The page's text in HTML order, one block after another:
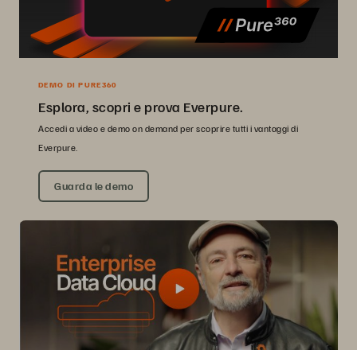
DEMO DI PURE360
Esplora, scopri e prova Everpure.
Accedi a video e demo on demand per scoprire tutti i vantaggi di
Everpure.
Guarda le demo